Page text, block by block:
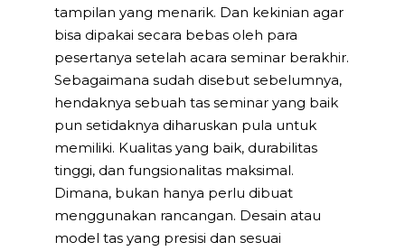
tampilan yang menarik. Dan kekinian agar
bisa dipakai secara bebas oleh para
pesertanya setelah acara seminar berakhir.
Sebagaimana sudah disebut sebelumnya,
hendaknya sebuah tas seminar yang baik
pun setidaknya diharuskan pula untuk
memiliki. Kualitas yang baik, durabilitas
tinggi, dan fungsionalitas maksimal.
Dimana, bukan hanya perlu dibuat
menggunakan rancangan. Desain atau
model tas yang presisi dan sesuai